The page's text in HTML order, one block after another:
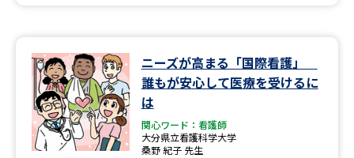
ニーズが高まる「国際看護」
誰もが安心して医療を受けるに
は
関心ワード：看護師
大分県立看護科学大学
桑野 紀子 先生